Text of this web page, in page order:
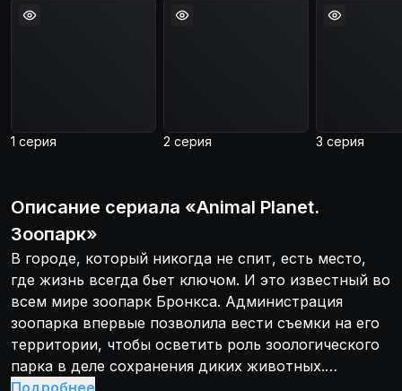
1 серия 2 серия 3 серия
Описание сериала «Animal Planet.
Зоопарк»
В городе, который никогда не спит, есть место,
где жизнь всегда бьет ключом. И это известный во
всем мире зоопарк Бронкса. Администрация
зоопарка впервые позволила вести съемки на его
территории, чтобы осветить роль зоологического
парка в деле сохранения диких животных.
Программа, над которой съемочная группа
Подробнее